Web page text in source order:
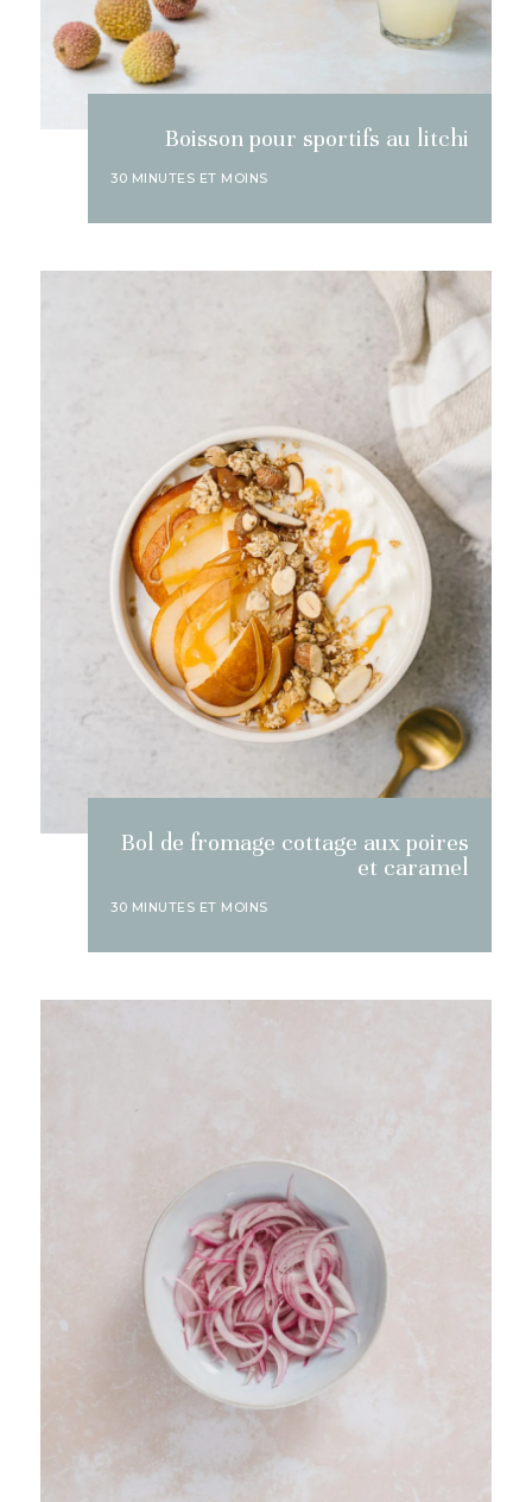
Boisson pour sportifs au litchi
30 MINUTES ET MOINS
Bol de fromage cottage aux poires
et caramel
30 MINUTES ET MOINS